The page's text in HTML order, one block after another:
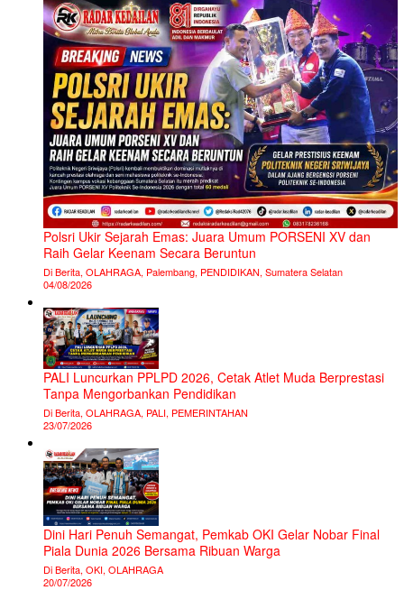
Polsri Ukir Sejarah Emas: Juara Umum PORSENI XV dan
Raih Gelar Keenam Secara Beruntun
Di Berita, OLAHRAGA, Palembang, PENDIDIKAN, Sumatera Selatan
04/08/2026
PALI Luncurkan PPLPD 2026, Cetak Atlet Muda Berprestasi
Tanpa Mengorbankan Pendidikan
Di Berita, OLAHRAGA, PALI, PEMERINTAHAN
23/07/2026
Dini Hari Penuh Semangat, Pemkab OKI Gelar Nobar Final
Piala Dunia 2026 Bersama Ribuan Warga
Di Berita, OKI, OLAHRAGA
20/07/2026